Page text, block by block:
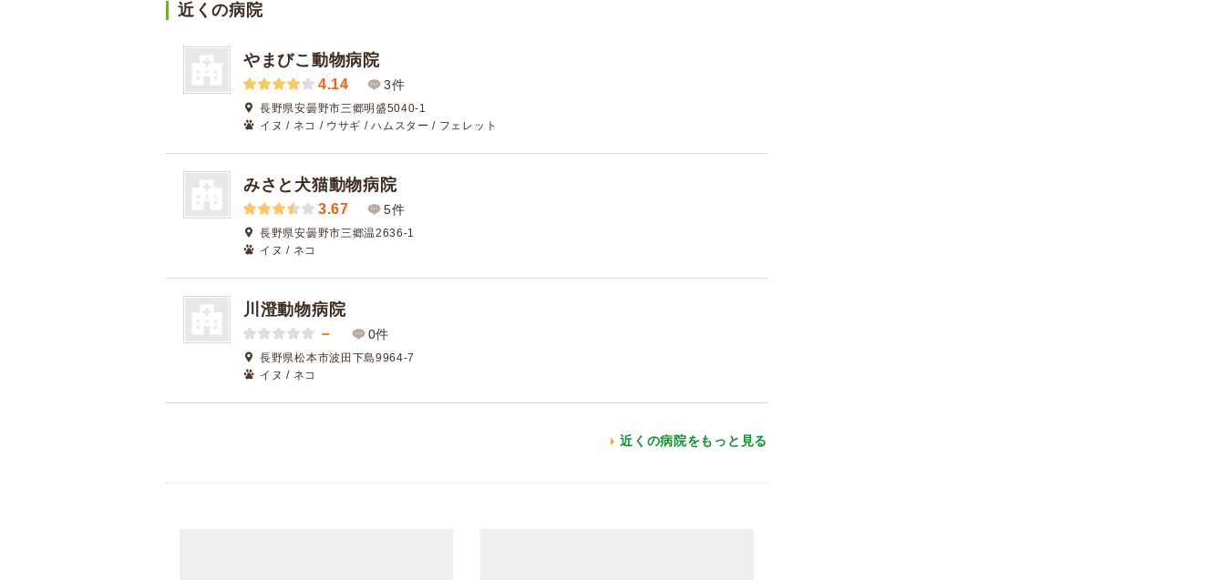
近くの病院
やまびこ動物病院
4.14 3件
長野県安曇野市三郷明盛5040-1
イヌ / ネコ / ウサギ / ハムスター / フェレット
みさと犬猫動物病院
3.67 5件
長野県安曇野市三郷温2636-1
イヌ / ネコ
川澄動物病院
－ 0件
長野県松本市波田下島9964-7
イヌ / ネコ
近くの病院をもっと見る